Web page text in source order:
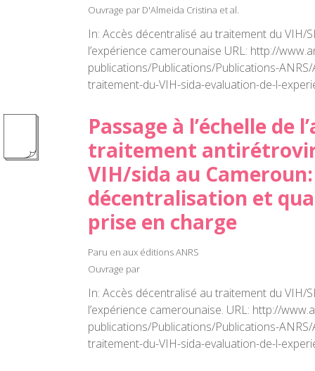
Ouvrage par D'Almeida Cristina et al.
In: Accès décentralisé au traitement du VIH/
l’expérience camerounaise URL: http://
publications/Publications/Publications-
traitement-du-VIH-sida-evaluation-de-l-
Passage à l’échelle de
traitement
VIH/sida au Cameroun:
décentralisation et
prise en charge
Paru en aux éditions ANRS
Ouvrage par
In: Accès décentralisé au traitement du VIH/
l’expérience camerounaise. URL: http://
publications/Publications/Publications-
traitement-du-VIH-sida-evaluation-de-l-